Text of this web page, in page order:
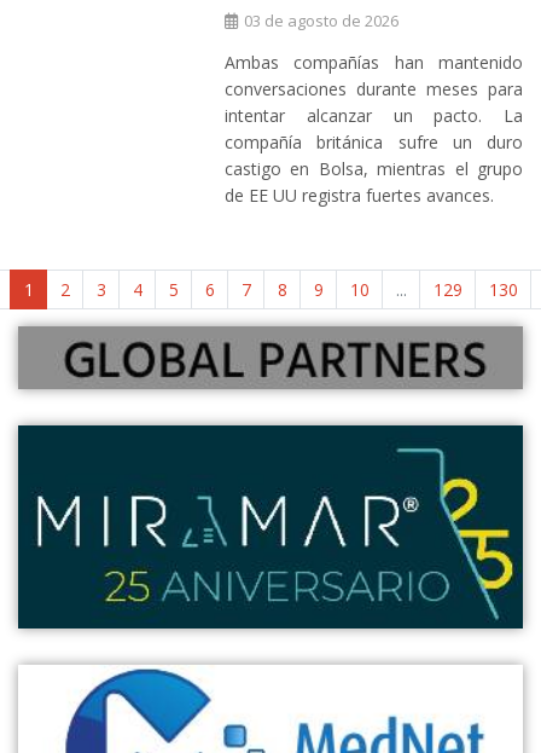
03 de agosto de 2026
Ambas compañías han mantenido
conversaciones durante meses para
intentar alcanzar un pacto. La
compañía británica sufre un duro
castigo en Bolsa, mientras el grupo
de EE UU registra fuertes avances.
1 2 3 4 5 6 7 8 9 10 ... 129 130